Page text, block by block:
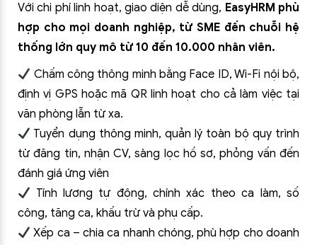
Với chi phí linh hoạt, giao diện dễ dùng, EasyHRM phù
hợp cho mọi doanh nghiệp, từ SME đến chuỗi hệ
thống lớn quy mô từ 10 đến 10.000 nhân viên.
Chấm công thông minh bằng Face ID, Wi-Fi nội bộ,
định vị GPS hoặc mã QR linh hoạt cho cả làm việc tại
văn phòng lẫn từ xa.
Tuyển dụng thông minh, quản lý toàn bộ quy trình
từ đăng tin, nhận CV, sàng lọc hồ sơ, phỏng vấn đến
đánh giá ứng viên
Tính lương tự động, chính xác theo ca làm, số
công, tăng ca, khấu trừ và phụ cấp.
Xếp ca – chia ca nhanh chóng, phù hợp cho doanh